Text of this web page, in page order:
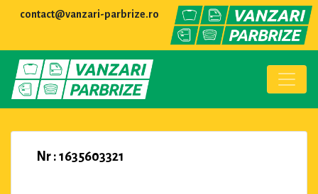
contact@vanzari-parbrize.ro
Nr : 1635603321